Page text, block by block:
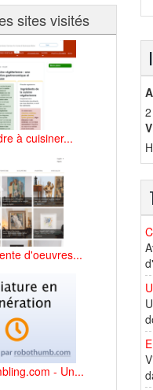
sites visités
à cuisiner...
d'oeuvres...
- Un...